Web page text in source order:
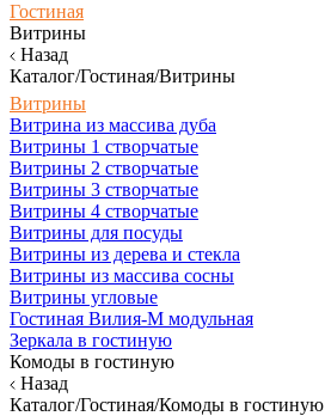
Гостиная
Витрины
Назад
Каталог/Гостиная/Витрины
Витрины
Витрина из массива дуба
Витрины 1 створчатые
Витрины 2 створчатые
Витрины 3 створчатые
Витрины 4 створчатые
Витрины для посуды
Витрины из дерева и стекла
Витрины из массива сосны
Витрины угловые
Гостиная Вилия-М модульная
Зеркала в гостиную
Комоды в гостиную
Назад
Каталог/Гостиная/Комоды в гостиную